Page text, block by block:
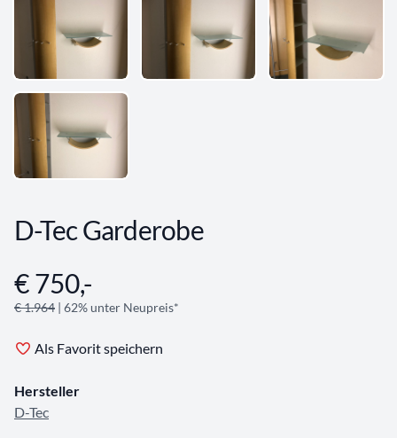
D-Tec Garderobe
Angebotsinformationen
€ 750,-
€ 1.964 | 62% unter Neupreis*
Als Favorit speichern
Hersteller
D-Tec